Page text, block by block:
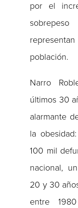
por el
población.
Narro
últimos 30
alarmante
la
100 mil
nacional,
20 y 30
entre